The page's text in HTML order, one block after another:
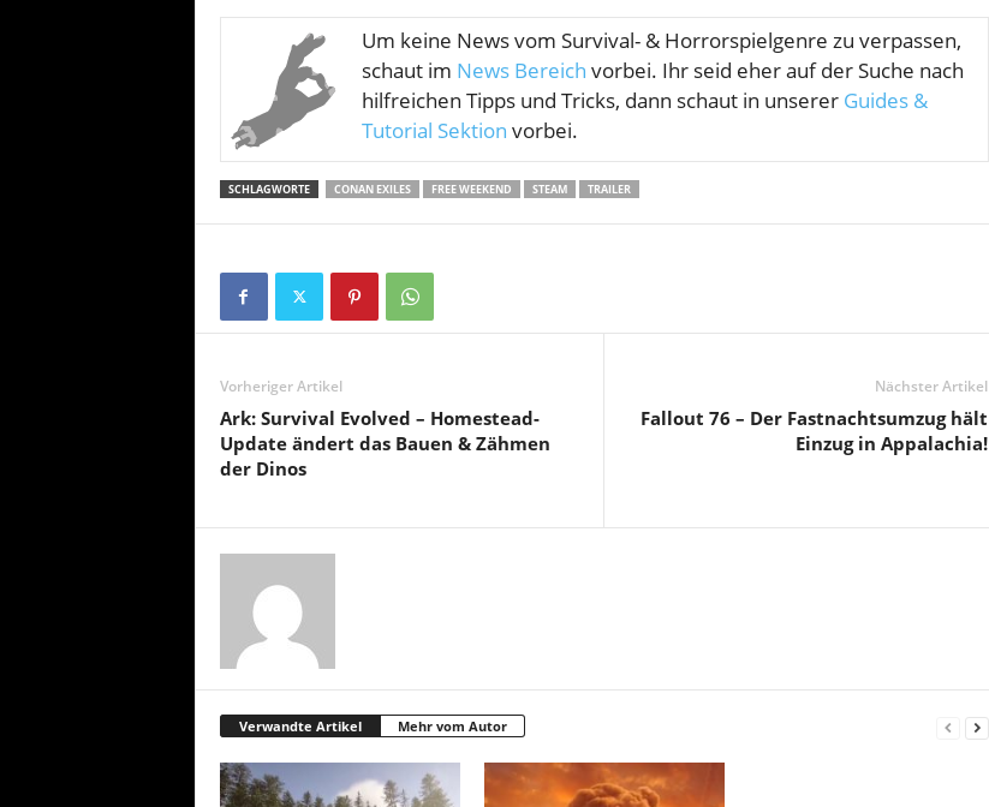
Um keine News vom Survival- & Horrorspielgenre zu verpassen,
schaut im News Bereich vorbei. Ihr seid eher auf der Suche nach
hilfreichen Tipps und Tricks, dann schaut in unserer Guides &
Tutorial Sektion vorbei.
SCHLAGWORTE CONAN EXILES FREE WEEKEND STEAM TRAILER
Vorheriger Artikel
Ark: Survival Evolved – Homestead-
Update ändert das Bauen & Zähmen
der Dinos
Nächster Artikel
Fallout 76 – Der Fastnachtsumzug hält
Einzug in Appalachia!
Verwandte Artikel Mehr vom Autor